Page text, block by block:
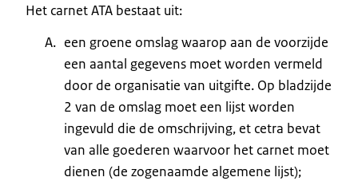
Het carnet ATA bestaat uit:
een groene omslag waarop aan de voorzijde
een aantal gegevens moet worden vermeld
door de organisatie van uitgifte. Op bladzijde
2 van de omslag moet een lijst worden
ingevuld die de omschrijving, et cetra bevat
van alle goederen waarvoor het carnet moet
dienen (de zogenaamde algemene lijst);